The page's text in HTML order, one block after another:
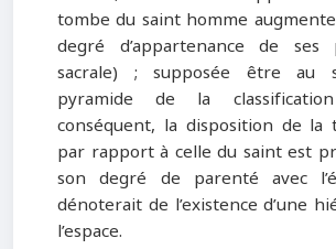
tombe du saint homme
degré d’appartenance de ses
sacrale) ; supposée être au
pyramide de la
conséquent, la disposition de
par rapport à celle du saint est
son degré de parenté avec
dénoterait de l’existence d’une
l’espace.